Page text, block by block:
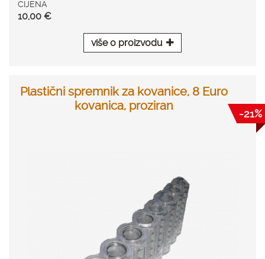
CIJENA
10,00 €
više o proizvodu
Plastični spremnik za kovanice, 8 Euro
kovanica, proziran
-21%